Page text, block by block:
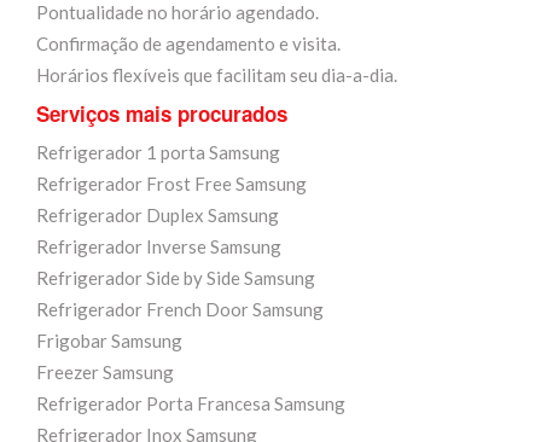
Pontualidade no horário agendado.
Confirmação de agendamento e visita.
Horários flexíveis que facilitam seu dia-a-dia.
Serviços mais procurados
Refrigerador 1 porta Samsung
Refrigerador Frost Free Samsung
Refrigerador Duplex Samsung
Refrigerador Inverse Samsung
Refrigerador Side by Side Samsung
Refrigerador French Door Samsung
Frigobar Samsung
Freezer Samsung
Refrigerador Porta Francesa Samsung
Refrigerador Inox Samsung